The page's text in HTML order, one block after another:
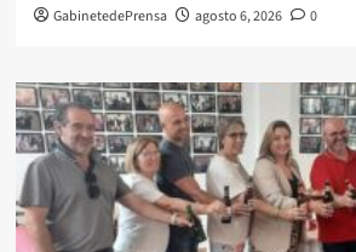
GabinetedePrensa agosto 6, 2026 0